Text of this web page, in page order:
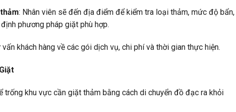
: Nhân viên sẽ đến địa điểm để kiểm tra loại thảm, mức độ bẩn,
phương pháp giặt phù hợp.
vấn khách hàng về các gói dịch vụ, chi phí và thời gian thực hiện.
trống khu vực cần giặt thảm bằng cách di chuyển đồ đạc ra khỏi